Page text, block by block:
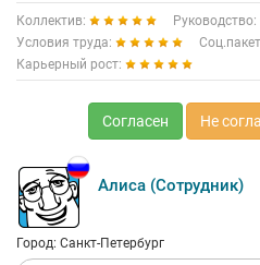
Коллектив:
Руководство:
Условия труда:
Карьерный рост:
Согласен Не
Алиса (Сотрудник)
Город: Санкт-Петербург